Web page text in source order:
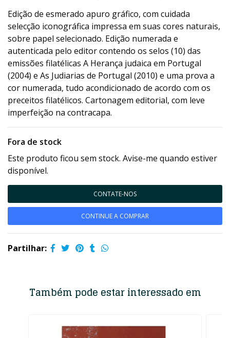
Edição de esmerado apuro gráfico, com cuidada
selecção iconográfica impressa em suas cores naturais,
sobre papel selecionado. Edição numerada e
autenticada pelo editor contendo os selos (10) das
emissões filatélicas A Herança judaica em Portugal
(2004) e As Judiarias de Portugal (2010) e uma prova a
cor numerada, tudo acondicionado de acordo com os
preceitos filatélicos. Cartonagem editorial, com leve
imperfeição na contracapa.
Fora de stock
Este produto ficou sem stock. Avise-me quando estiver
disponível.
CONTATE-NOS
CONTINUE A COMPRAR
Partilhar:
Também pode estar interessado em